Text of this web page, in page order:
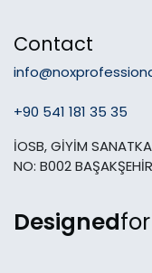
Designed
Contact
+90 541 181 35 35
İOSB, GİYİM
NO: B002